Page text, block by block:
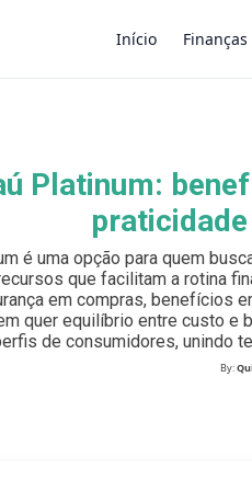
Início Finanças
Platinum:
é uma opção para quem
que facilitam a rotina
em compras, benefícios
quer equilíbrio entre custo
de consumidores, unindo
By: